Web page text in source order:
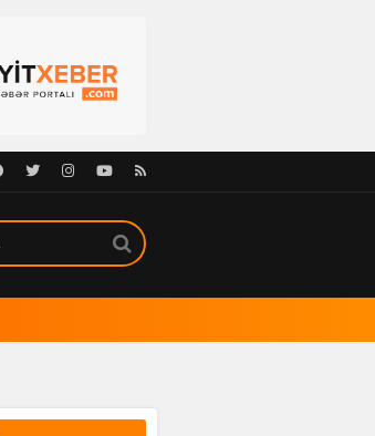
Facebook
TwitterInstagramYoutubeRSS